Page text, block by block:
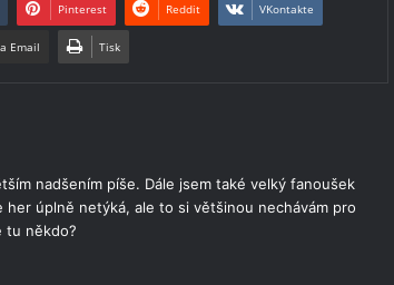
Pinterest Reddit VKontakte
Email Tisk
nadšením píše. Dále jsem také velký fanoušek
úplně netýká, ale to si většinou nechávám pro
tu někdo?